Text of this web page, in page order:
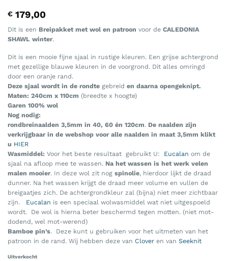
€ 179,00
Dit is een Breipakket met wol en patroon voor de CALEDONIA
SHAWL winter.
Dit is een mooie fijne sjaal in rustige kleuren. Een grijse achtergrond
met gezellige blauwe kleuren in de voorgrond. Dit alles omringd
door een oranje rand.
Deze sjaal wordt in de rondte gebreid en daarna opengeknipt.
Maten: 240cm x 110cm (breedte x hoogte)
Garen 100% wol
Nog nodig:
rondbreinaalden 3,5mm in 40, 60 én 120cm. De naalden zijn
verkrijgbaar in de webshop voor alle naalden in maat 3,5mm klikt
u HIER
Wasmiddel: Voor het beste resultaat gebruikt U: Eucalan om de
sjaal na afloop mee te wassen. Na het wassen is het werk velen
malen mooier. In deze wol zit nog spinolie, hierdoor lijkt de draad
dunner. Na het wassen krijgt de draad meer volume en vullen de
breigaatjes zich. De achtergrondkleur zal (bijna) niet meer zichtbaar
zijn.
Eucalan is een speciaal wolwasmiddel wat niet uitgespoeld
wordt. De wol is hierna beter beschermd tegen motten. (niet mot-
dodend, wel mot-werend)
Bamboe pin’s. Deze kunt u gebruiken voor het uitmeten van het
patroon in de rand. Wij hebben deze van Clover en van Seeknit
Uitverkocht